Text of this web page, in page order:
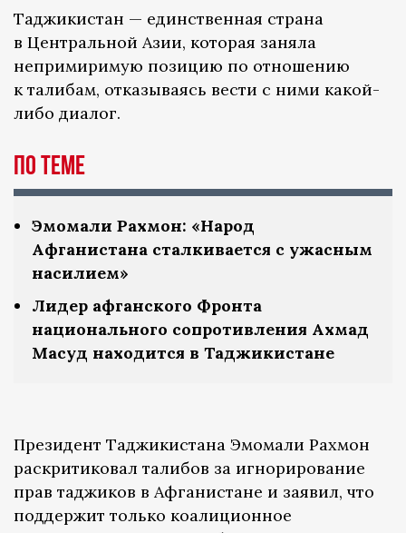
Таджикистан — единственная страна
в Центральной Азии, которая заняла
непримиримую позицию по отношению
к талибам, отказываясь вести с ними какой-
либо диалог.
По теме
Эмомали Рахмон: «Народ
Афганистана сталкивается с ужасным
насилием»
Лидер афганского Фронта
национального сопротивления Ахмад
Масуд находится в Таджикистане
Президент Таджикистана Эмомали Рахмон
раскритиковал талибов за игнорирование
прав таджиков в Афганистане и заявил, что
поддержит только коалиционное